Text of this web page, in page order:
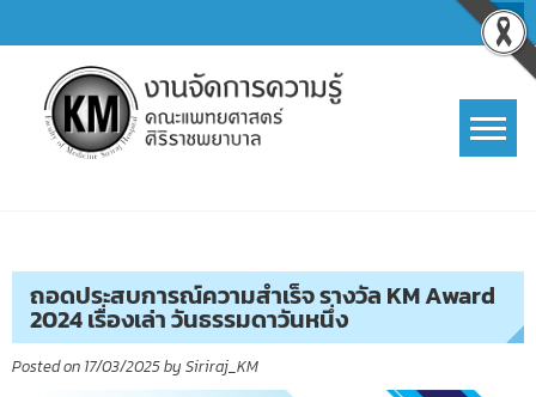
to
content
ถอดประสบการณ์ความสำเร็จ รางวัล KM Award
2024 เรื่องเล่า วันธรรมดาวันหนึ่ง
Posted on 17/03/2025by Siriraj_KM